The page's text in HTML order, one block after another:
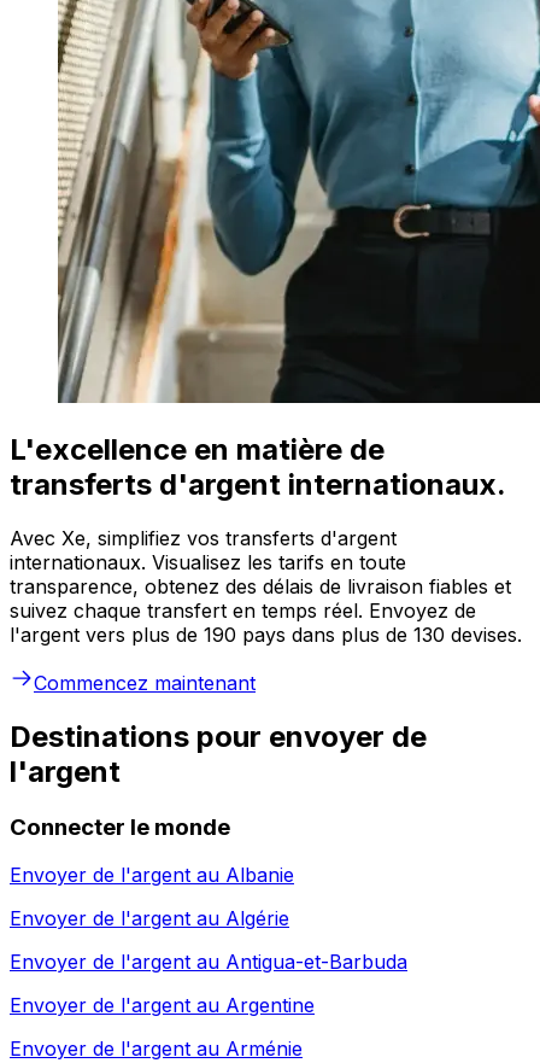
L'excellence en matière de
transferts d'argent internationaux.
Avec Xe, simplifiez vos transferts d'argent
internationaux. Visualisez les tarifs en toute
transparence, obtenez des délais de livraison fiables et
suivez chaque transfert en temps réel. Envoyez de
l'argent vers plus de 190 pays dans plus de 130 devises.
Commencez maintenant
Destinations pour envoyer de
l'argent
Connecter le monde
Envoyer de l'argent au Albanie
Envoyer de l'argent au Algérie
Envoyer de l'argent au Antigua-et-Barbuda
Envoyer de l'argent au Argentine
Envoyer de l'argent au Arménie